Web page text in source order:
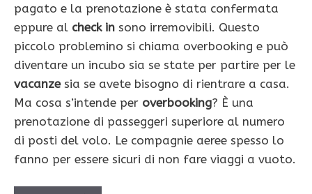
pagato e la prenotazione è stata confermata
eppure al check in sono irremovibili. Questo
piccolo problemino si chiama overbooking e può
diventare un incubo sia se state per partire per le
vacanzesia se avete bisogno di rientrare a casa.
Ma cosa s’intende per overbooking? È una
prenotazione di passeggeri superiore al numero
di posti del volo. Le compagnie aeree spesso lo
fanno per essere sicuri di non fare viaggi a vuoto.